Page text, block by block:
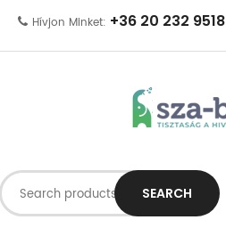
Hívjon Minket: +36 20 232 9518
SEARCH